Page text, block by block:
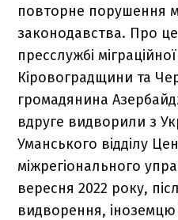
повторне порушення
законодавства. Про
пресслужбі
Кіровоградщини та
громадянина
вдруге видворили з
Уманського відділу
міжрегіонального
вересня 2022 року,
видворення,